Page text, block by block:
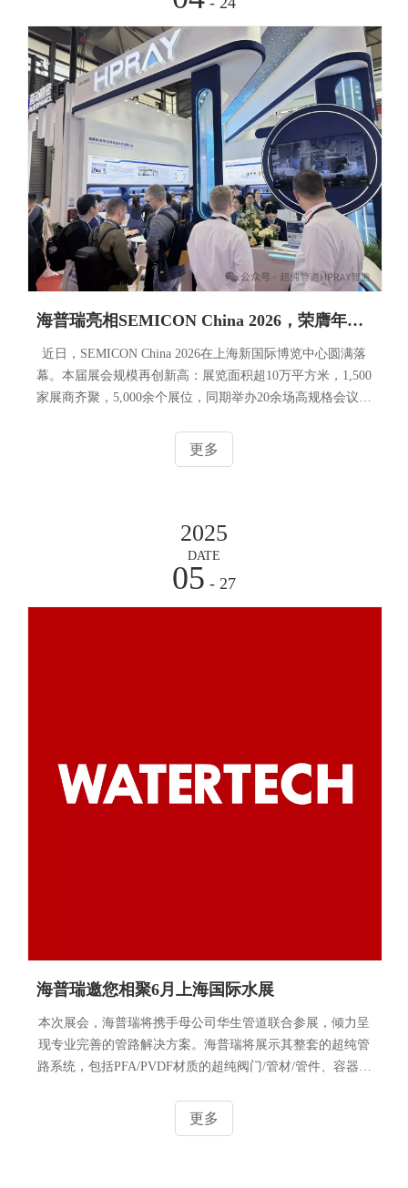
海普瑞亮相SEMICON China 2026，荣膺年度新锐企业奖
近日，SEMICON China 2026在上海新国际博览中心圆满落
幕。本届展会规模再创新高：展览面积超10万平方米，1,500
家展商齐聚，5,000余个展位，同期举办20余场高规格会议与
产品亮相，现场交流热烈海普瑞（常州）洁净系统科技有限
公司携核心产品矩阵亮相本次展会，重点展示了PFA/PVDF
更多
2025
DATE
05 - 27
海普瑞邀您相聚6月上海国际水展
本次展会，海普瑞将携手母公司华生管道联合参展，倾力呈
现专业完善的管路解决方案。海普瑞将展示其整套的超纯管
路系统，包括PFA/PVDF材质的超纯阀门/管材/管件、容器、
工业、给水、环保水处理设备类的塑料管材、管件以及阀
门，材质包括UPVC、CPVC、CLEAR-PVC、HT-PVC、
更多